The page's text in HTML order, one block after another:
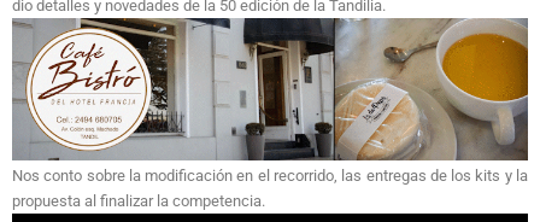
dio detalles y novedades de la 50 edición de la Tandilia.
Nos conto sobre la modificación en el recorrido, las entregas de los kits y la
propuesta al finalizar la competencia.